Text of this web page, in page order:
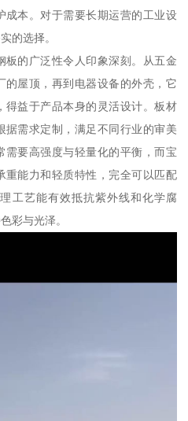
成本。对于需要长期运营的工业设
的选择。
板的广泛性令人印象深刻。从五金
的屋顶，再到电器设备的外壳，它
得益于产品本身的灵活设计。板材
据需求定制，满足不同行业的审美
需要高强度与轻量化的平衡，而宝
重能力和轻质特性，完全可以匹配
工艺能有效抵抗紫外线和化学腐
彩与光泽。